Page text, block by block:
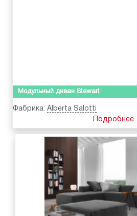
Модульный диван Stewart
Фабрика: Alberta Salotti
Подробнее